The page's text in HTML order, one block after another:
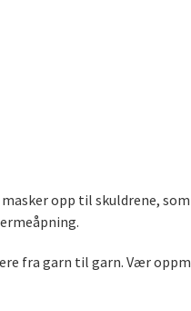
opp til skuldrene,
fra garn til garn. Vær